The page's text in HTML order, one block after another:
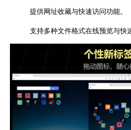
提供网址收藏与快速访问功能。
支持多种文件格式在线预览与快